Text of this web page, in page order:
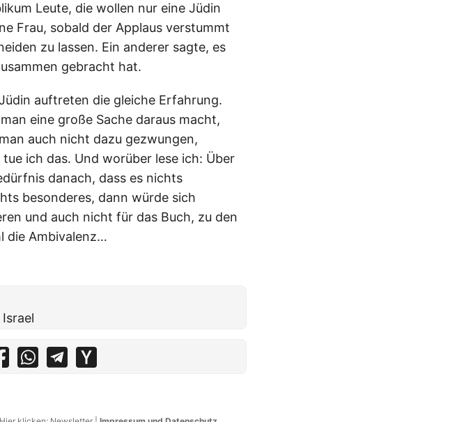
Leute, die wollen nur eine Jüdin
Frau, sobald der Applaus verstummt
zu lassen. Ein anderer sagte, es
gebracht hat.
auftreten die gleiche Erfahrung.
eine große Sache daraus macht,
auch nicht dazu gezwungen,
ich das. Und worüber lese ich: Über
danach, dass es nichts
besonderes, dann würde sich
und auch nicht für das Buch, zu den
die Ambivalenz…